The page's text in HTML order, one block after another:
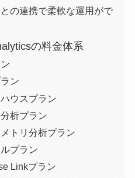
の連携で柔軟な運用がで
の料金体系
ン
ウスプラン
析プラン
トリ分析プラン
プラン
Linkプラン